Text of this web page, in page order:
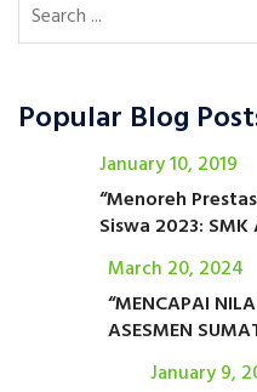
Popular Blog
January 10, 2019
“Menoreh
Siswa 2023:
March 20, 2024
“MENCAPAI
ASESMEN
January 9,